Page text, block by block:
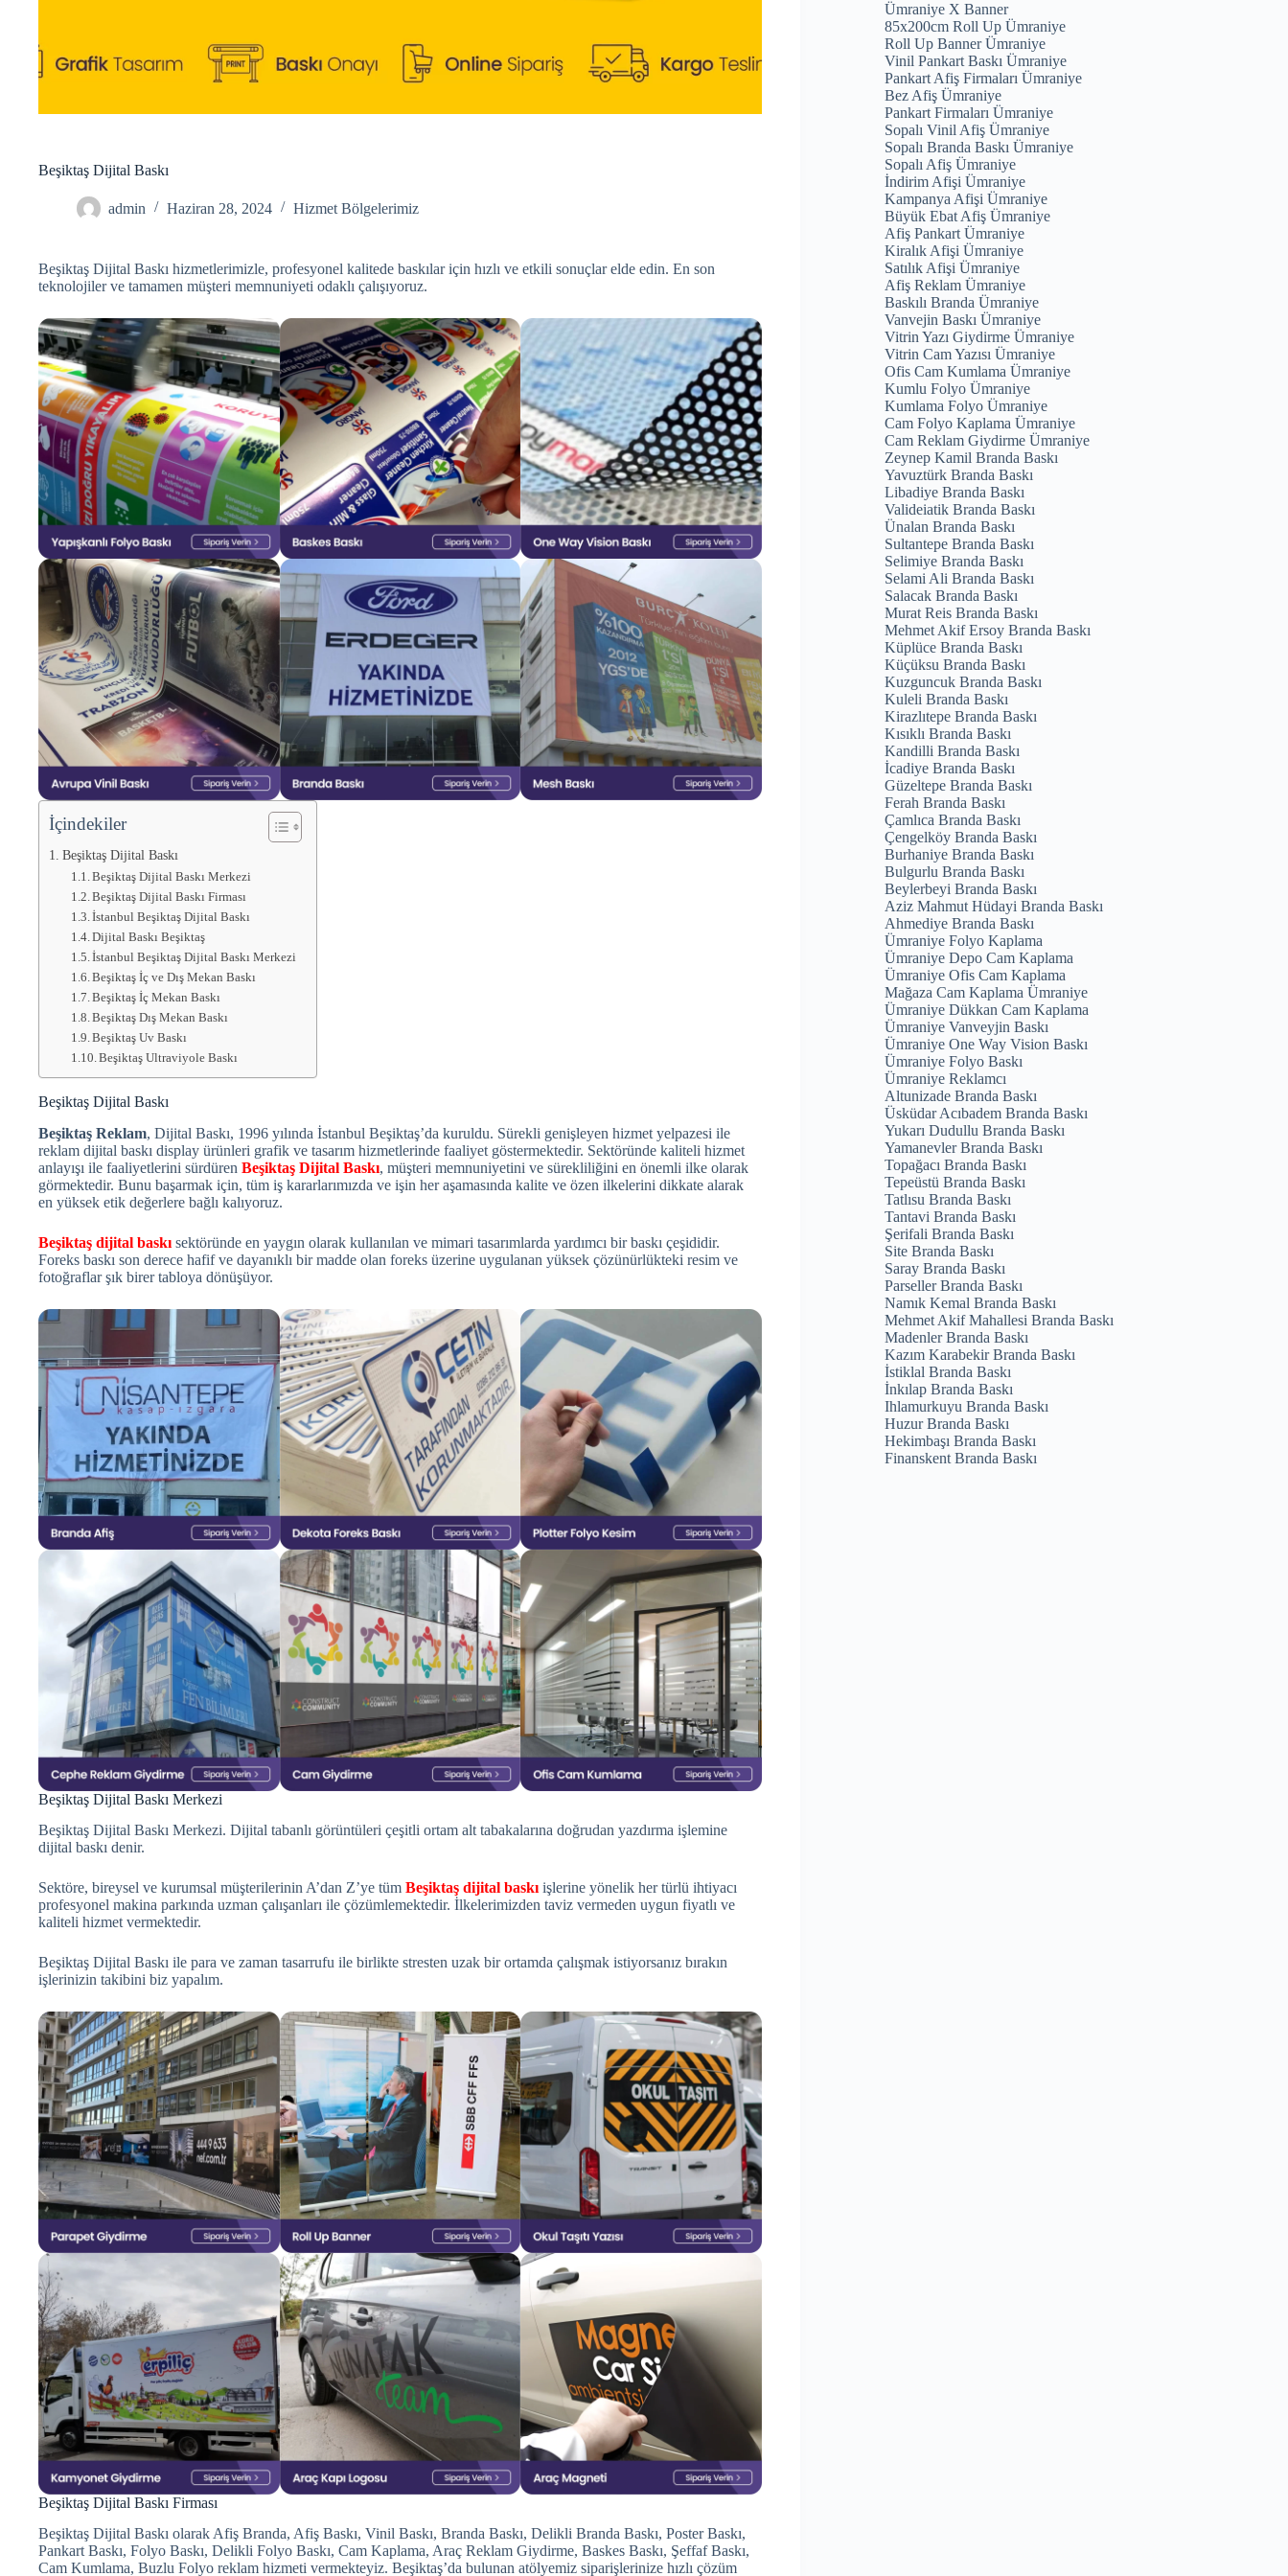
Beşiktaş Dijital Baskı
admin Haziran 28, 2024 Hizmet Bölgelerimiz
Beşiktaş Dijital Baskı hizmetlerimizle, profesyonel kalitede baskılar için hızlı ve etkili sonuçlar elde edin. En son
teknolojiler ve tamamen müşteri memnuniyeti odaklı çalışıyoruz.
İçindekiler
Beşiktaş Dijital Baskı
Beşiktaş Dijital Baskı Merkezi
Beşiktaş Dijital Baskı Firması
İstanbul Beşiktaş Dijital Baskı
Dijital Baskı Beşiktaş
İstanbul Beşiktaş Dijital Baskı Merkezi
Beşiktaş İç ve Dış Mekan Baskı
Beşiktaş İç Mekan Baskı
Beşiktaş Dış Mekan Baskı
Beşiktaş Uv Baskı
Beşiktaş Ultraviyole Baskı
Beşiktaş Dijital Baskı
Beşiktaş Reklam, Dijital Baskı, 1996 yılında İstanbul Beşiktaş’da kuruldu. Sürekli genişleyen hizmet yelpazesi ile
reklam dijital baskı display ürünleri grafik ve tasarım hizmetlerinde faaliyet göstermektedir. Sektöründe kaliteli hizmet
anlayışı ile faaliyetlerini sürdüren Beşiktaş Dijital Baskı, müşteri memnuniyetini ve sürekliliğini en önemli ilke olarak
görmektedir. Bunu başarmak için, tüm iş kararlarımızda ve işin her aşamasında kalite ve özen ilkelerini dikkate alarak
en yüksek etik değerlere bağlı kalıyoruz.
Beşiktaş dijital baskı sektöründe en yaygın olarak kullanılan ve mimari tasarımlarda yardımcı bir baskı çeşididir.
Foreks baskı son derece hafif ve dayanıklı bir madde olan foreks üzerine uygulanan yüksek çözünürlükteki resim ve
fotoğraflar şık birer tabloya dönüşüyor.
Beşiktaş Dijital Baskı Merkezi
Beşiktaş Dijital Baskı Merkezi. Dijital tabanlı görüntüleri çeşitli ortam alt tabakalarına doğrudan yazdırma işlemine
dijital baskı denir.
Sektöre, bireysel ve kurumsal müşterilerinin A’dan Z’ye tüm Beşiktaş dijital baskıişlerine yönelik her türlü ihtiyacı
profesyonel makina parkında uzman çalışanları ile çözümlemektedir. İlkelerimizden taviz vermeden uygun fiyatlı ve
kaliteli hizmet vermektedir.
Beşiktaş Dijital Baskı ile para ve zaman tasarrufu ile birlikte stresten uzak bir ortamda çalışmak istiyorsanız bırakın
işlerinizin takibini biz yapalım.
Beşiktaş Dijital Baskı Firması
Beşiktaş Dijital Baskı olarak Afiş Branda, Afiş Baskı, Vinil Baskı, Branda Baskı, Delikli Branda Baskı, Poster Baskı,
Pankart Baskı, Folyo Baskı, Delikli Folyo Baskı, Cam Kaplama, Araç Reklam Giydirme, Baskes Baskı, Şeffaf Baskı,
Cam Kumlama, Buzlu Folyo reklam hizmeti vermekteyiz. Beşiktaş’da bulunan atölyemiz siparişlerinize hızlı çözüm
Ümraniye X Banner
85x200cm Roll Up Ümraniye
Roll Up Banner Ümraniye
Vinil Pankart Baskı Ümraniye
Pankart Afiş Firmaları Ümraniye
Bez Afiş Ümraniye
Pankart Firmaları Ümraniye
Sopalı Vinil Afiş Ümraniye
Sopalı Branda Baskı Ümraniye
Sopalı Afiş Ümraniye
İndirim Afişi Ümraniye
Kampanya Afişi Ümraniye
Büyük Ebat Afiş Ümraniye
Afiş Pankart Ümraniye
Kiralık Afişi Ümraniye
Satılık Afişi Ümraniye
Afiş Reklam Ümraniye
Baskılı Branda Ümraniye
Vanvejin Baskı Ümraniye
Vitrin Yazı Giydirme Ümraniye
Vitrin Cam Yazısı Ümraniye
Ofis Cam Kumlama Ümraniye
Kumlu Folyo Ümraniye
Kumlama Folyo Ümraniye
Cam Folyo Kaplama Ümraniye
Cam Reklam Giydirme Ümraniye
Zeynep Kamil Branda Baskı
Yavuztürk Branda Baskı
Libadiye Branda Baskı
Valideiatik Branda Baskı
Ünalan Branda Baskı
Sultantepe Branda Baskı
Selimiye Branda Baskı
Selami Ali Branda Baskı
Salacak Branda Baskı
Murat Reis Branda Baskı
Mehmet Akif Ersoy Branda Baskı
Küplüce Branda Baskı
Küçüksu Branda Baskı
Kuzguncuk Branda Baskı
Kuleli Branda Baskı
Kirazlıtepe Branda Baskı
Kısıklı Branda Baskı
Kandilli Branda Baskı
İcadiye Branda Baskı
Güzeltepe Branda Baskı
Ferah Branda Baskı
Çamlıca Branda Baskı
Çengelköy Branda Baskı
Burhaniye Branda Baskı
Bulgurlu Branda Baskı
Beylerbeyi Branda Baskı
Aziz Mahmut Hüdayi Branda Baskı
Ahmediye Branda Baskı
Ümraniye Folyo Kaplama
Ümraniye Depo Cam Kaplama
Ümraniye Ofis Cam Kaplama
Mağaza Cam Kaplama Ümraniye
Ümraniye Dükkan Cam Kaplama
Ümraniye Vanveyjin Baskı
Ümraniye One Way Vision Baskı
Ümraniye Folyo Baskı
Ümraniye Reklamcı
Altunizade Branda Baskı
Üsküdar Acıbadem Branda Baskı
Yukarı Dudullu Branda Baskı
Yamanevler Branda Baskı
Topağacı Branda Baskı
Tepeüstü Branda Baskı
Tatlısu Branda Baskı
Tantavi Branda Baskı
Şerifali Branda Baskı
Site Branda Baskı
Saray Branda Baskı
Parseller Branda Baskı
Namık Kemal Branda Baskı
Mehmet Akif Mahallesi Branda Baskı
Madenler Branda Baskı
Kazım Karabekir Branda Baskı
İstiklal Branda Baskı
İnkılap Branda Baskı
Ihlamurkuyu Branda Baskı
Huzur Branda Baskı
Hekimbaşı Branda Baskı
Finanskent Branda Baskı